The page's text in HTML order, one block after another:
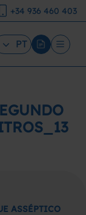
+34 936 460 403
PT
ASSÉPTICO